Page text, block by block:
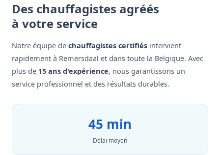
Des chauffagistes agréés
à votre service
Notre équipe de chauffagistes certifiés intervient
rapidement à Remersdaal et dans toute la Belgique. Avec
plus de 15 ans d'expérience, nous garantissons un
service professionnel et des résultats durables.
45 min
Délai moyen